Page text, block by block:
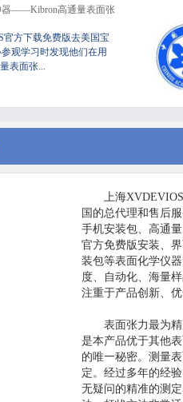
器——Kibron高通量表面张
官方下载免费版去美国宝
观学习时发现他们在用
表面张...
上海
国的总代理和售后服
手机安装包、高
官方免费版安装、
装包等表面化学仪器
度、自动化、
注重于产品创新、
表面张力最为精
是本产品优于其他表
的唯一秘密。测
定。经过多年的
无疑问的精准的测定